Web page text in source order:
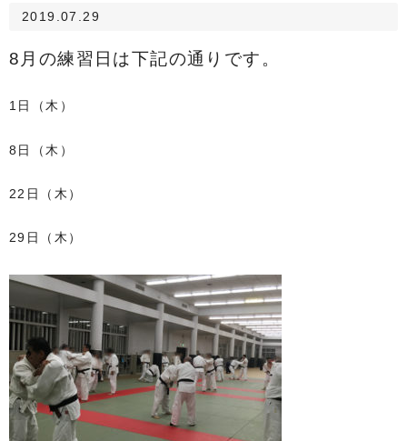
2019.07.29
8月の練習日は下記の通りです。
1日（木）
8日（木）
22日（木）
29日（木）